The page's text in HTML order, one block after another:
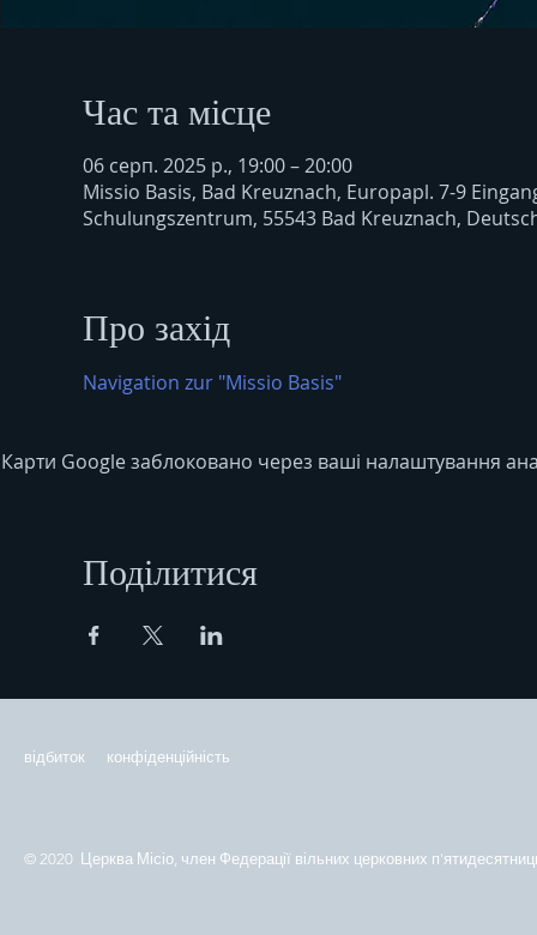
Час та місце
06 серп. 2025 р., 19:00 – 20:00
Missio Basis, Bad Kreuznach, Europapl. 7-9
Schulungszentrum, 55543 Bad Kreuznach,
Про захід
Navigation zur "Missio Basis"
Карти Google заблоковано через ваші налаштування
Поділитися
відбиток конфіденційність
© 2020 Церква Місіо, член Федерації вільних церковних